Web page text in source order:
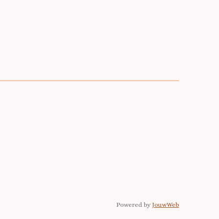
Powered by JouwWeb